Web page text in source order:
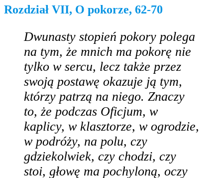
Rozdział VII, O pokorze, 62-70
Dwunasty stopień pokory polega
na tym, że mnich ma pokorę nie
tylko w sercu, lecz także przez
swoją postawę okazuje ją tym,
którzy patrzą na niego. Znaczy
to, że podczas Oficjum, w
kaplicy, w klasztorze, w ogrodzie,
w podróży, na polu, czy
gdziekolwiek, czy chodzi, czy
stoi, głowę ma pochyloną, oczy